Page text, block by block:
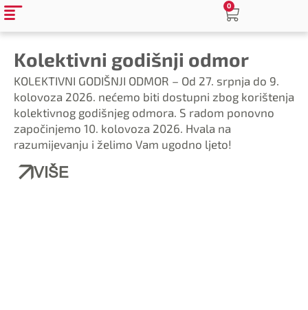
0
Kolektivni godišnji odmor
KOLEKTIVNI GODIŠNJI ODMOR – Od 27. srpnja do 9.
kolovoza 2026. nećemo biti dostupni zbog korištenja
kolektivnog godišnjeg odmora. S radom ponovno
započinjemo 10. kolovoza 2026. Hvala na
razumijevanju i želimo Vam ugodno ljeto!
VIŠE